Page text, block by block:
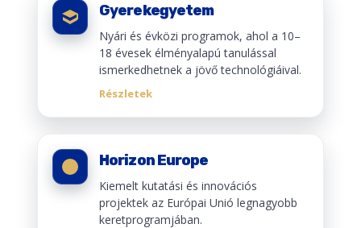
Gyerekegyetem
Nyári és évközi programok, ahol a 10–
18 évesek élményalapú tanulással
ismerkedhetnek a jövő technológiáival.
Részletek
Horizon Europe
Kiemelt kutatási és innovációs
projektek az Európai Unió legnagyobb
keretprogramjában.